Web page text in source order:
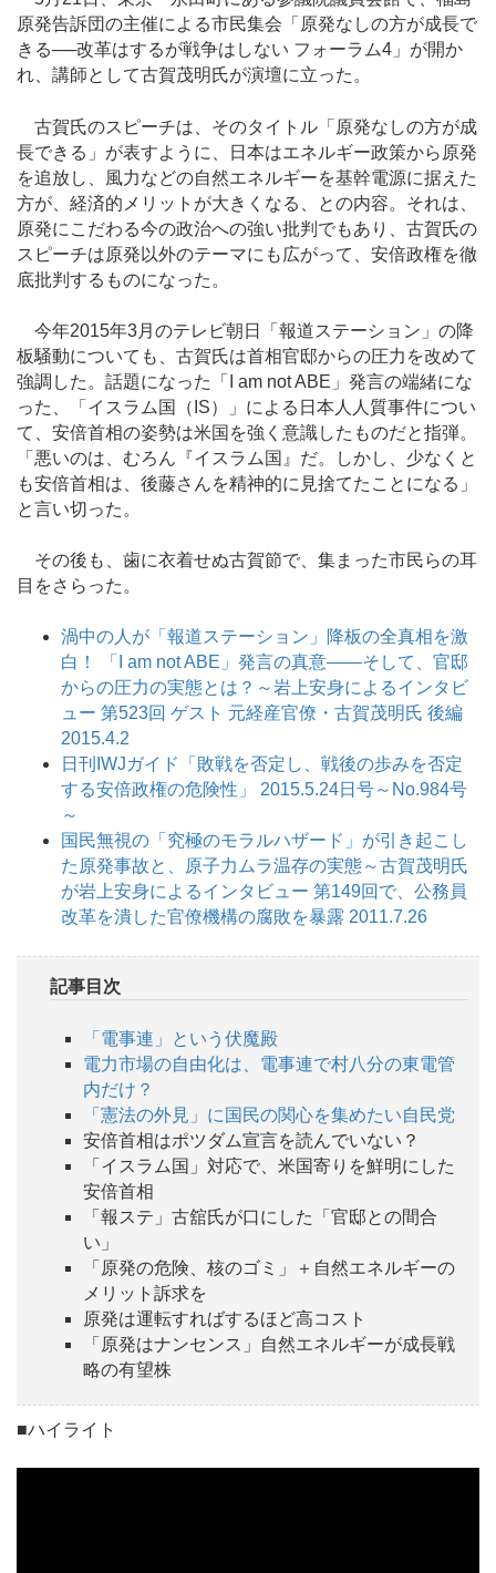
原発告訴団の主催による市民集会「原発なしの方が成長で
きる──改革はするが戦争はしない フォーラム4」が開か
れ、講師として古賀茂明氏が演壇に立った。
古賀氏のスピーチは、そのタイトル「原発なしの方が成
長できる」が表すように、日本はエネルギー政策から原発
を追放し、風力などの自然エネルギーを基幹電源に据えた
方が、経済的メリットが大きくなる、との内容。それは、
原発にこだわる今の政治への強い批判でもあり、古賀氏の
スピーチは原発以外のテーマにも広がって、安倍政権を徹
底批判するものになった。
今年2015年3月のテレビ朝日「報道ステーション」の降
板騒動についても、古賀氏は首相官邸からの圧力を改めて
強調した。話題になった「I am not ABE」発言の端緒にな
った、「イスラム国（IS）」による日本人人質事件につい
て、安倍首相の姿勢は米国を強く意識したものだと指弾。
「悪いのは、むろん『イスラム国』だ。しかし、少なくと
も安倍首相は、後藤さんを精神的に見捨てたことになる」
と言い切った。
その後も、歯に衣着せぬ古賀節で、集まった市民らの耳
目をさらった。
渦中の人が「報道ステーション」降板の全真相を激
白！ 「I am not ABE」発言の真意――そして、官邸
からの圧力の実態とは？～岩上安身によるインタビ
ュー 第523回 ゲスト 元経産官僚・古賀茂明氏 後編
2015.4.2
日刊IWJガイド「敗戦を否定し、戦後の歩みを否定
する安倍政権の危険性」 2015.5.24日号～No.984号
～
国民無視の「究極のモラルハザード」が引き起こし
た原発事故と、原子力ムラ温存の実態～古賀茂明氏
が岩上安身によるインタビュー 第149回で、公務員
改革を潰した官僚機構の腐敗を暴露 2011.7.26
記事目次
「電事連」という伏魔殿
電力市場の自由化は、電事連で村八分の東電管
内だけ？
「憲法の外見」に国民の関心を集めたい自民党
安倍首相はポツダム宣言を読んでいない？
「イスラム国」対応で、米国寄りを鮮明にした
安倍首相
「報ステ」古舘氏が口にした「官邸との間合
い」
「原発の危険、核のゴミ」＋自然エネルギーの
メリット訴求を
原発は運転すればするほど高コスト
「原発はナンセンス」自然エネルギーが成長戦
略の有望株
■ハイライト